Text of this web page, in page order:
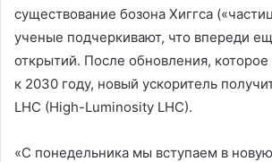
существование бозона Хиггса
ученые подчеркивают, что впереди
открытий. После обновления, которое
к 2030 году, новый ускоритель
LHC (High-Luminosity LHC).
«С понедельника мы вступаем в